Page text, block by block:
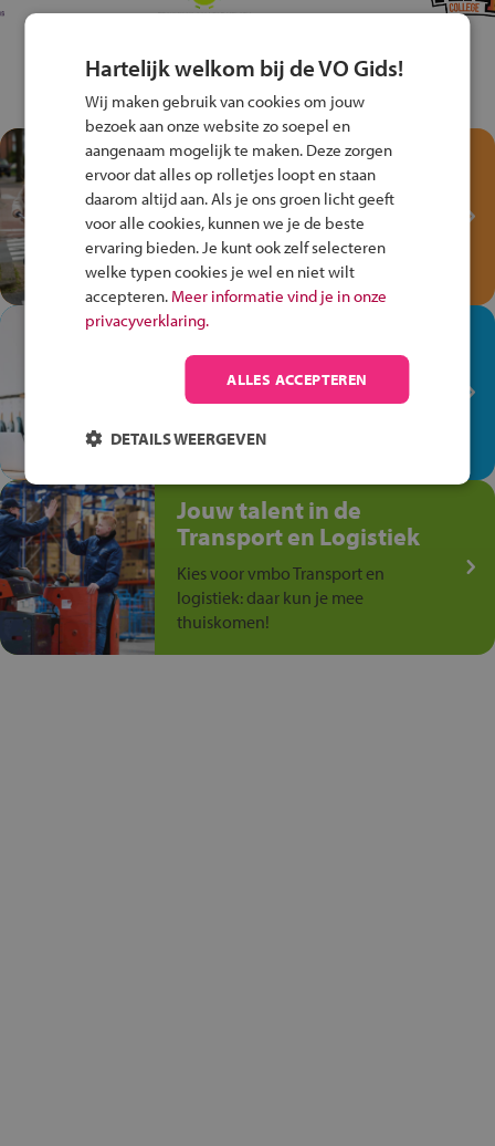
Test je kennis met het
Fiets Veilig
Verkeersspel!
Speel het Fiets Veilig Verkeersspel
en win een Cortina-fiets!
In de winkel ben je op je
plek!
Ontdek via het vmbo jouw talent
anders is!
Jouw talent in de
Transport en Logistiek
Kies voor vmbo Transport en
logistiek: daar kun je mee
thuiskomen!
Hartelijk welkom bij de VO Gids!
Wij maken gebruik van cookies om jouw
bezoek aan onze website zo soepel en
aangenaam mogelijk te maken. Deze zorgen
ervoor dat alles op rolletjes loopt en staan
daarom altijd aan. Als je ons groen licht geeft
voor alle cookies, kunnen we je de beste
ervaring bieden. Je kunt ook zelf selecteren
welke typen cookies je wel en niet wilt
accepteren. Meer informatie vind je in onze
privacyverklaring.
ALLES ACCEPTEREN
DETAILS WEERGEVEN